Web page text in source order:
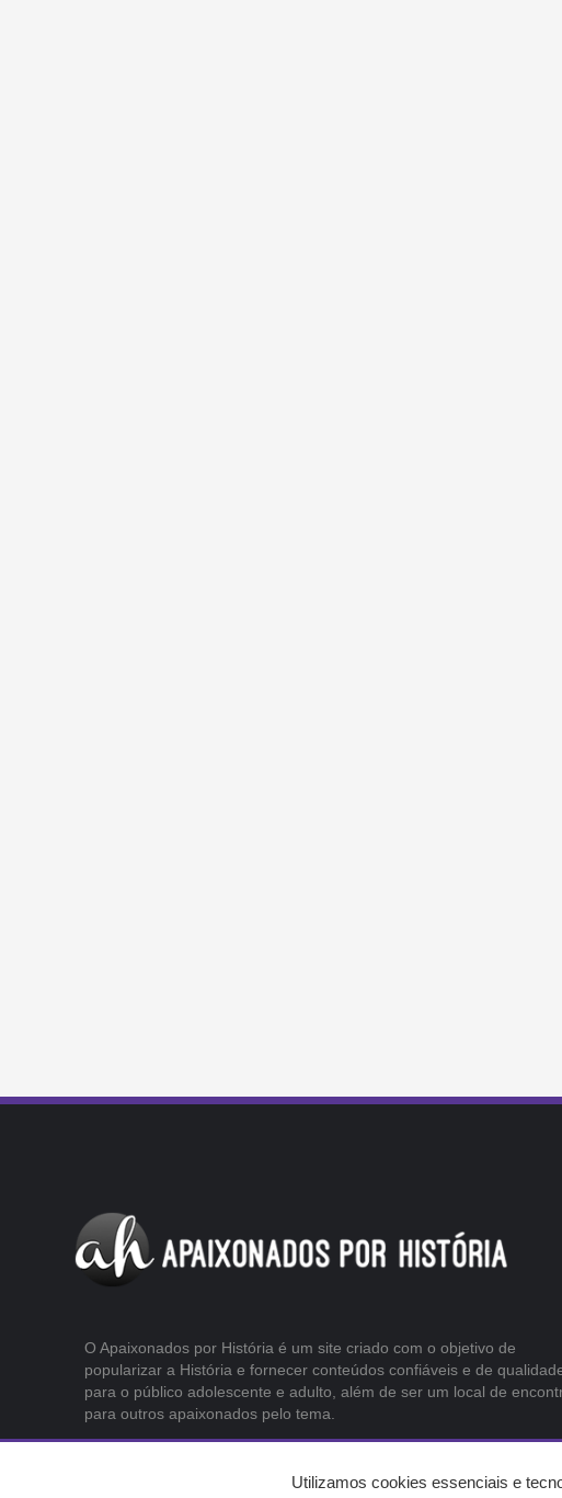
O Apaixonados por História é um site criado com o objetivo de
popularizar a História e fornecer conteúdos confiáveis e de
para o público adolescente e adulto, além de ser um local de
para outros apaixonados pelo tema.
Utilizamos cookies essenciais e